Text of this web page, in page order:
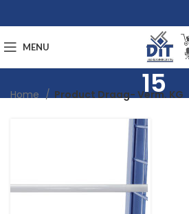
MENU
15
Home Product Draag- Verm. KG